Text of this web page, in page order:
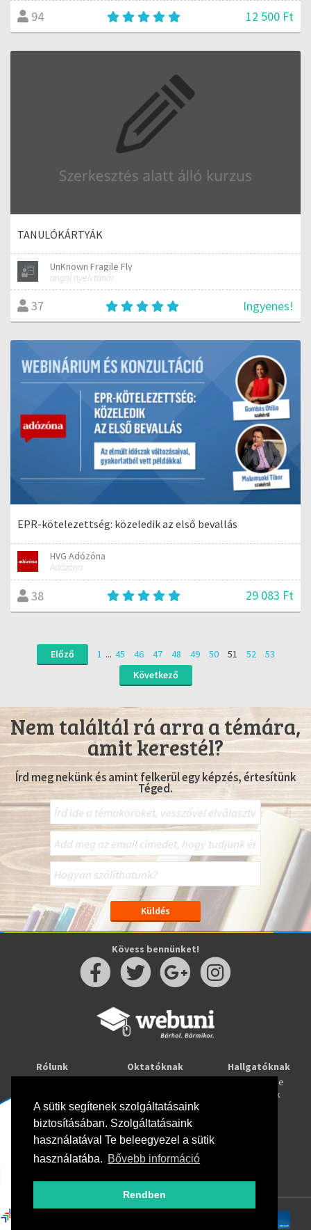
A sütik segítenek szolgáltatásaink
biztosításában. Szolgáltatásaink
használatával Te beleegyezel a sütik
használatába. Bővebb információ
Rendben
94 12 500 Ft
TANULÓKÁRTYÁK
UnKnown Fragile Fly
angol nyelvtanár
37 Ingyenes!
EPR-kötelezettség: közeledik az első bevallás
HVG Adózóna
Adózóna
38 29 083 Ft
Előző 1 ... 45 46 47 48 49 50 51 52
53
Következő
Nem találtál rá arra a témára,
amit kerestél?
Írd meg nekünk és amint felkerül egy képzés, értesítünk
Téged.
Kövess bennünket!
Rólunk
Oktatóknak
Webuni Stúdió
Hallgatóknak
Tanulj online
Képzések
Info
Adatkezelési tájékoztató
ÁSZF
Hirlevél adatkezelési tájékoztató
GYIK